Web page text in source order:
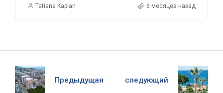
Tatiana Kaplan 6 месяцев назад
Предыдущая следующий